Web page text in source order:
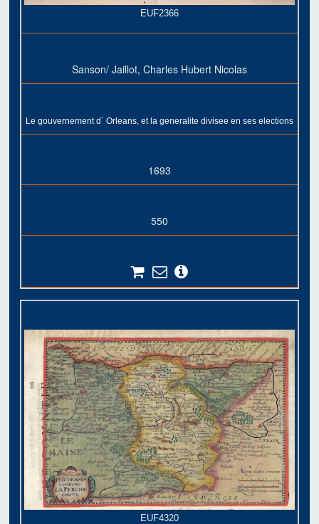
EUF2366
Sanson/ Jaillot, Charles Hubert Nicolas
Le gouvernement d´ Orleans, et la generalite divisee en ses elections
1693
550
EUF4320